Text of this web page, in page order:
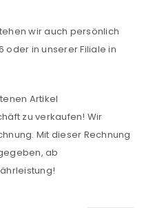
*
wir auch persönlich
oder in unserer Filiale in
Artikel
zu verkaufen! Wir
Mit dieser Rechnung
ab